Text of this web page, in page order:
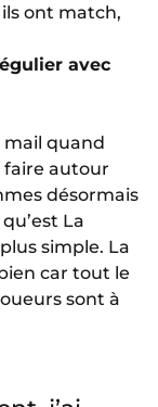
ont match,
avec
mail quand
faire autour
désormais
La
simple. La
car tout le
sont à